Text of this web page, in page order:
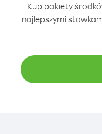
Kup pakiety
najlepszymi